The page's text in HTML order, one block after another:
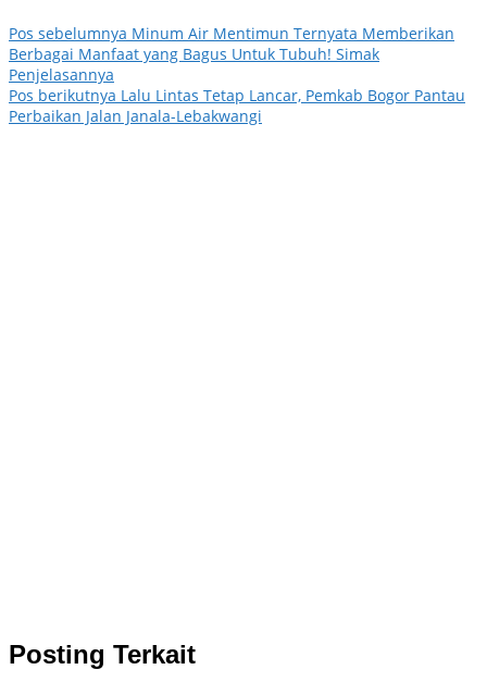
Pos sebelumnya Minum Air Mentimun Ternyata Memberikan
Berbagai Manfaat yang Bagus Untuk Tubuh! Simak
Penjelasannya
Pos berikutnya Lalu Lintas Tetap Lancar, Pemkab Bogor Pantau
Perbaikan Jalan Janala-Lebakwangi
Posting Terkait